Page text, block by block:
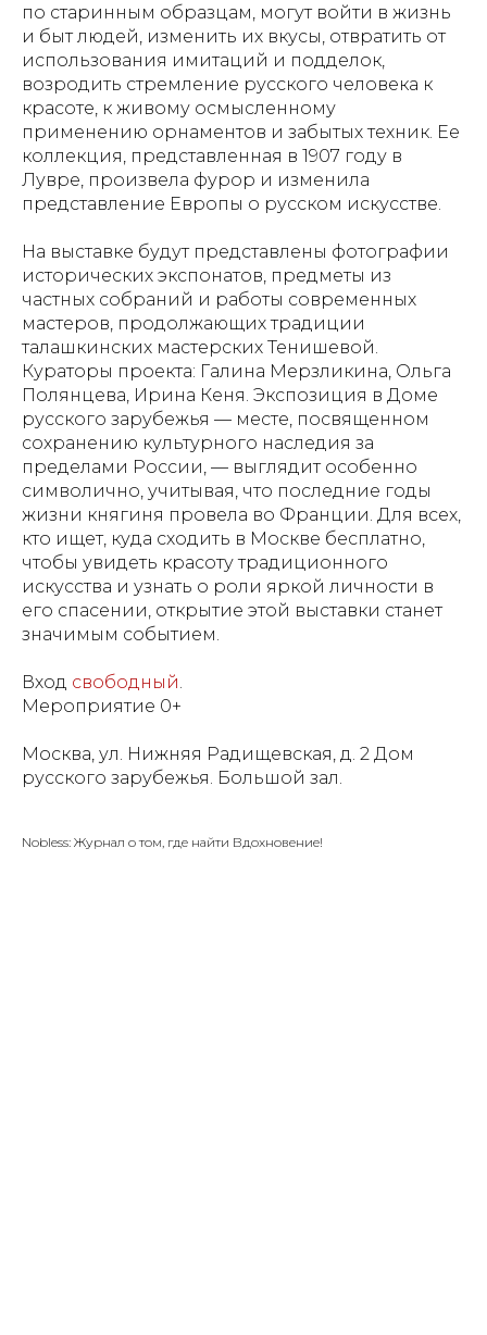
по старинным образцам, могут войти в жизнь
и быт людей, изменить их вкусы, отвратить от
использования имитаций и подделок,
возродить стремление русского человека к
красоте, к живому осмысленному
применению орнаментов и забытых техник. Ее
коллекция, представленная в 1907 году в
Лувре, произвела фурор и изменила
представление Европы о русском искусстве.
На выставке будут представлены фотографии
исторических экспонатов, предметы из
частных собраний и работы современных
мастеров, продолжающих традиции
талашкинских мастерских Тенишевой.
Кураторы проекта: Галина Мерзликина, Ольга
Полянцева, Ирина Кеня. Экспозиция в Доме
русского зарубежья — месте, посвященном
сохранению культурного наследия за
пределами России, — выглядит особенно
символично, учитывая, что последние годы
жизни княгиня провела во Франции. Для всех,
кто ищет, куда сходить в Москве бесплатно,
чтобы увидеть красоту традиционного
искусства и узнать о роли яркой личности в
его спасении, открытие этой выставки станет
значимым событием.
Вход свободный.
Мероприятие 0+
Москва, ул. Нижняя Радищевская, д. 2 Дом
русского зарубежья. Большой зал.
Nobless: Журнал о том, где найти Вдохновение!